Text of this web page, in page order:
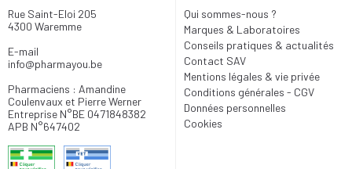
Rue Saint-Eloi 205
4300 Waremme
E-mail
info@pharmayou.be
Pharmaciens : Amandine
Coulenvaux et Pierre Werner
Entreprise N°BE 0471848382
APB N°647402
Qui sommes-nous ?
Marques & Laboratoires
Conseils pratiques & actualités
Contact SAV
Mentions légales & vie privée
Conditions générales - CGV
Données personnelles
Cookies